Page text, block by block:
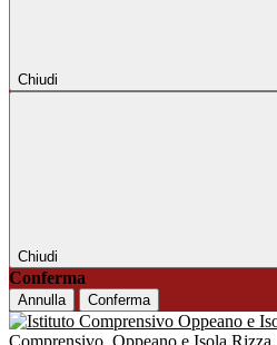
Chiudi
Chiudi
Conferma
Annulla Conferma